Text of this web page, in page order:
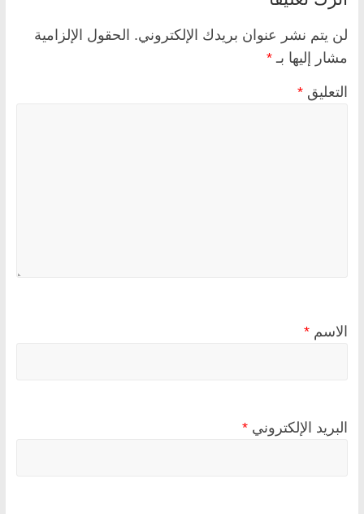
لن يتم نشر عنوان بريدك الإلكتروني. الحقول الإلزامية
مشار إليها بـ *
التعليق *
الاسم *
البريد الإلكتروني *